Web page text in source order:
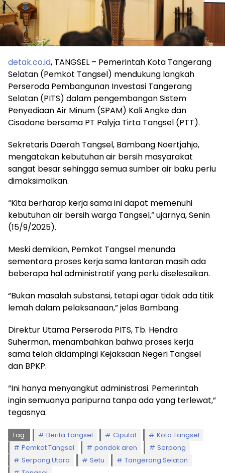
detak.co.id, TANGSEL – Pemerintah Kota Tangerang
Selatan (Pemkot Tangsel) mendukung langkah
Perseroda Pembangunan Investasi Tangerang
Selatan (PITS) dalam pengembangan Sistem
Penyediaan Air Minum (SPAM) Kali Angke dan
Cisadane bersama PT Palyja Tirta Tangsel (PTT).
Sekretaris Daerah Tangsel, Bambang Noertjahjo,
mengatakan kebutuhan air bersih masyarakat
sangat besar sehingga semua sumber air baku perlu
dimaksimalkan.
“Kita berharap kerja sama ini dapat memenuhi
kebutuhan air bersih warga Tangsel,” ujarnya, Senin
(15/9/2025).
Meski demikian, Pemkot Tangsel menunda
sementara proses kerja sama lantaran masih ada
beberapa hal administratif yang perlu diselesaikan.
“Bukan masalah substansi, tetapi agar tidak ada titik
lemah dalam pelaksanaan,” jelas Bambang.
Direktur Utama Perseroda PITS, Tb. Hendra
Suherman, menambahkan bahwa proses kerja
sama telah didampingi Kejaksaan Negeri Tangsel
dan BPKP.
“Ini hanya menyangkut administrasi. Pemerintah
ingin semuanya paripurna tanpa ada yang terlewat,”
tegasnya.
Tag: Berita Tangsel Ciputat
Kota Tangsel
Pemkot Tangsel
pondok aren
Serpong
Serpong Utara
Setu
Tangerang Selatan